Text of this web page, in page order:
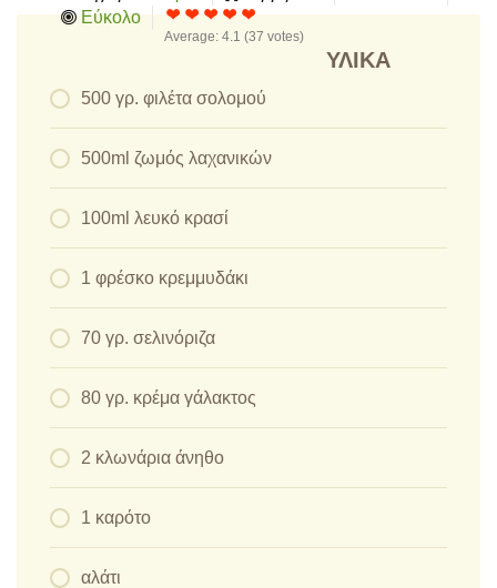
Εύκολο
Average: 4.1 (37 votes)
ΥΛΙΚΆ
500 γρ. φιλέτα σολομού
500ml ζωμός λαχανικών
100ml λευκό κρασί
1 φρέσκο κρεμμυδάκι
70 γρ. σελινόριζα
80 γρ. κρέμα γάλακτος
2 κλωνάρια άνηθο
1 καρότο
αλάτι